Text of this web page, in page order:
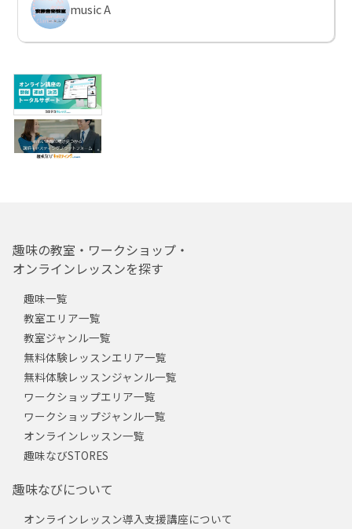
music A
趣味の教室・ワークショップ・
オンラインレッスンを探す
趣味一覧
教室エリア一覧
教室ジャンル一覧
無料体験レッスンエリア一覧
無料体験レッスンジャンル一覧
ワークショップエリア一覧
ワークショップジャンル一覧
オンラインレッスン一覧
趣味なびSTORES
趣味なびについて
オンラインレッスン導入支援講座について